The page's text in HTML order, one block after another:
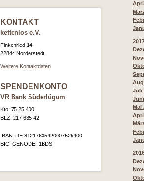
KONTAKT
kettenlos e.V.
Finkenried 14
22844 Norderstedt
Weitere Kontaktdaten
SPENDENKONTO
VR Bank Süderlügum
Kto: 75 25 400
BLZ: 217 635 42
IBAN: DE 81217635420007525400
BIC: GENODEF1BDS
2017
Juli
Mai
2016